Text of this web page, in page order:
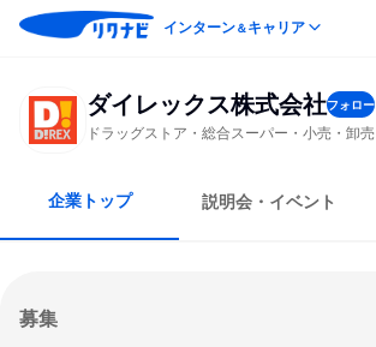
インターン＆キャリア
ダイレックス株式会社フォロー
ドラッグストア・総合スーパー・小売・卸
企業トップ 説明会・イベント
募集